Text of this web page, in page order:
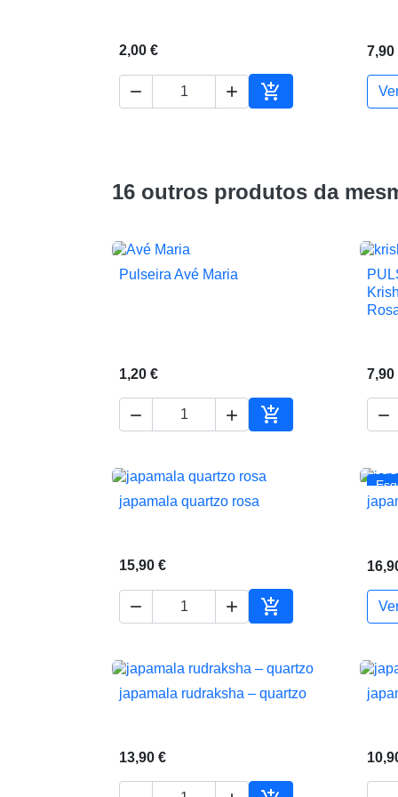
2,00 €
  
Adicionar ao
7,90
16 outros produtos da
 Vista rápida
Pulseira Avé Maria
1,20 €
  
Adicionar ao
7,90

 Vista rápida
japamala quartzo rosa
15,90 €
  
Adicionar ao
 Vista rápida
japamala rudraksha – quartzo
13,90 €